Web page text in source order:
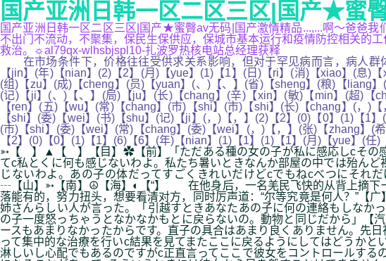
国产亚洲日韩一区二区三区|国产★蜜
国产亚洲日韩一区二区三区|国产★蜜臀av无码|国产激情精品...,...啊～爸爸
不出门不流动，不聚集，保民生保供应，保城市基本运行和疫情防控相关的
救治。☼al79qx-wlhsbjspl10-扎波罗热核电站总经理获释
在市场条件下，价格往往受供求关系影响，但对于罕见病而言，病人
【jin】(年)【nian】(2)【2】(月)【yue】(1)【1】(日)【ri】(消)【xiao】(息)
(组)【zu】(成)【cheng】(员)【yuan】(、)【、】(省)【sheng】(粮)【liang
(记)【ji】(、)【、】(局)【ju】(长)【chang】(辛)【xin】(敏)【min】(超)【
【ren】(五)【wu】(常)【chang】(市)【shi】(市)【shi】(长)【chang】(，)
【shi】(委)【wei】(书)【shu】(记)【ji】(，)【，】(2)【2】(0)【0】(1)【1
(市)【shi】(委)【wei】(常)【chang】(委)【wei】(，)【，】(张)【zhang】(
【2】(0)【0】(1)【1】(6)【6】(年)【nian】(1)【1】(1)【1】(月)【yue】(
➳【 】▲【 】【目】✿【前】「ただある種の女の子が私に感応しcその感
てc私とくに何も感じないわよ。私たち暑いときなんか部屋の中では殆ん
じないわよ。あの子の体だってすごくきれいだけどcでもねcべつにそれ
┄【山】➳【南】☮【海】◐【“】 在他身后，一名羌民飞快的从背上摘下一
落能有的，努力扭头，想要看清对方，同时厉声道：“尔等究竟是何人？”【
姉さんらしい人が言った。「引越すときあなたあの子に何の連絡もしなか
の子一度怒っちゃうとなかなかもとに戻らないの。動物と同じだから」
ースもあまりなかったからです。直子の具合はあまり良くありません。先
って集中的な治療を行いc結果を見てまたここに戻るようにしてはどうか
淋しいし心配でもあるのですがc正直言ってここで彼女をコントロールす